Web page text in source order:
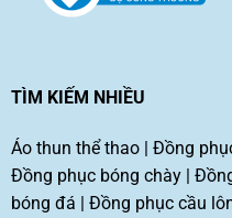
TÌM KIẾM NHIỀU
Áo thun thể thao| Đồng
Đồng phục bóng chày|
bóng đá | Đồng phục cầu